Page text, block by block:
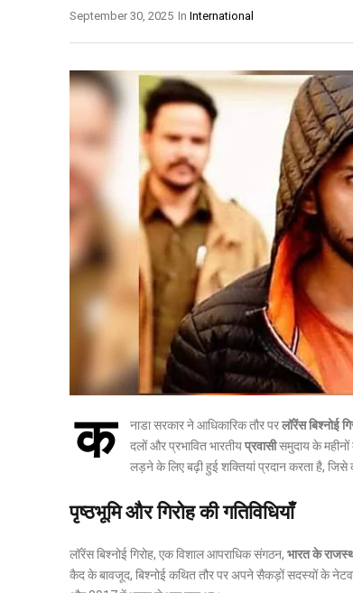
In International
September 30, 2025
क नाडा सरकार ने आधिकारिक तौर परलॉरेंस बिश्नोई
दलों और प्रभावित भारतीयप्रवासीसमुदाय के महीनों
लड़ने के लिए बढ़ी हुई शक्तियां प्रदान करता है, जिसे
पृष्ठभूमि और गिरोह की गतिविधियाँ
लॉरेंस बिश्नोई गिरोह, एक विशाल आपराधिक संगठन, भारत के
कैद के बावजूद, बिश्नोई कथित तौर पर अपने सैकड़ों सदस्यों के